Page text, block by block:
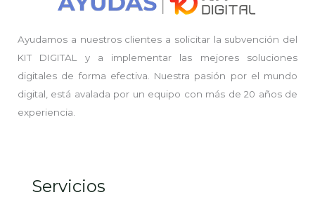
Ayudamos a nuestros clientes a solicitar la subvención del
KIT DIGITAL y a implementar las mejores soluciones
digitales de forma efectiva. Nuestra pasión por el mundo
digital, está avalada por un equipo con más de 20 años de
experiencia.
Servicios